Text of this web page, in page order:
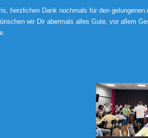
herzlichen Dank nochmals für den
wir Dir abermals alles Gute, vor allem